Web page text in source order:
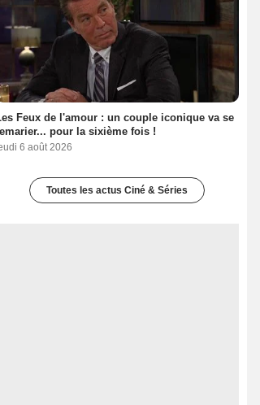
Feux de l'amour : un couple iconique va se
pour la sixième fois !
6 août 2026
Toutes les actus Ciné & Séries